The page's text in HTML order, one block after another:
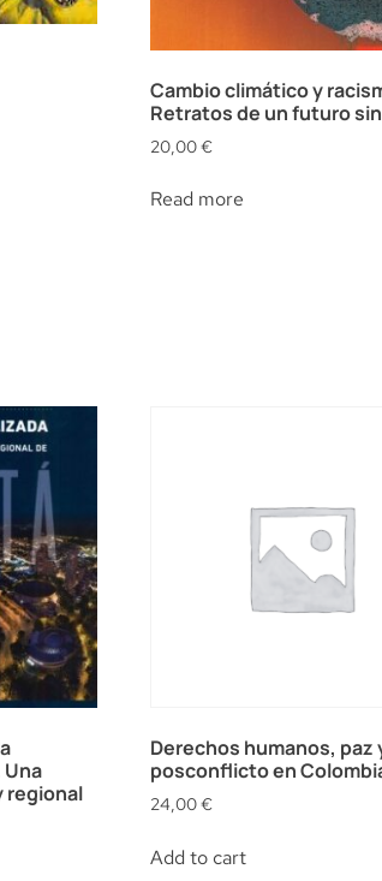
Cambio climático y
Retratos de un futuro
20,00€
Read more
regional
Derechos humanos, paz
posconflicto en
24,00€
Add to cart